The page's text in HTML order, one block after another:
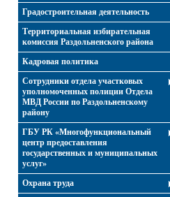
Градостроительная деятельность
Территориальная избирательная
комиссия Раздольненского района
Кадровая политика
Сотрудники отдела участковых
уполномоченных полиции Отдела
МВД России по Раздольненскому
району
ГБУ РК «Многофункциональный
центр предоставления
государственных и муниципальных
услуг»
Охрана труда